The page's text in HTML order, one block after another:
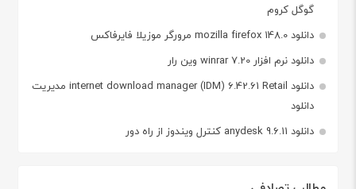
گوگل کروم
دانلود mozilla firefox 148.0 مرورگر موزیلا فایرفاکس
دانلود نرم افزار winrar 7.20 وین رار
دانلود internet download manager (IDM) 6.42.61 Retail مدیریت
دانلود
دانلود anydesk 9.6.11 کنترل ویندوز از راه دور